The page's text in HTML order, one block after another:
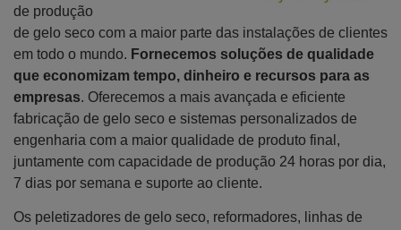
de produção
de gelo seco com a maior parte das instalações de clientes
em todo o mundo. Fornecemos soluções de qualidade
que economizam tempo, dinheiro e recursos para as
empresas. Oferecemos a mais avançada e eficiente
fabricação de gelo seco e sistemas personalizados de
engenharia com a maior qualidade de produto final,
juntamente com capacidade de produção 24 horas por dia,
7 dias por semana e suporte ao cliente.
Os peletizadores de gelo seco, reformadores, linhas de